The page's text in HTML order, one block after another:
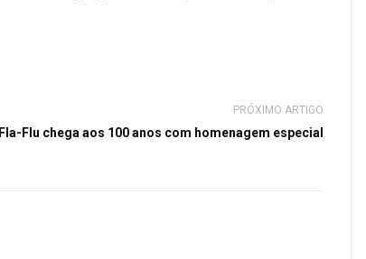
PRÓXIMO ARTIGO
Fla-Flu chega aos 100 anos com homenagem especial